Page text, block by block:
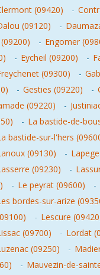
(09420) -
(09120) -
- Engomer
- Eycheil (09200) -
(09300) -
- Gesties (09220) -
(09220) -
- La bastide-de-
bastide-sur-l'hers
(09130) -
(09230) -
- Le peyrat (09600) -
bordes-sur-arize
- Lescure
(09700) - Lordat
(09250) -
- Mauvezin-de-